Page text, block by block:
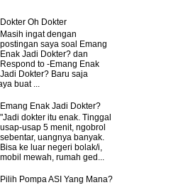
Dokter Oh Dokter
Masih ingat dengan
postingan saya soal Emang
Enak Jadi Dokter? dan
Respond to -Emang Enak
Jadi Dokter? Baru saja
buat ...
Emang Enak Jadi Dokter?
"Jadi dokter itu enak. Tinggal
usap-usap 5 menit, ngobrol
sebentar, uangnya banyak.
Bisa ke luar negeri bolak/i,
mobil mewah, rumah ged...
Pilih Pompa ASI Yang Mana?